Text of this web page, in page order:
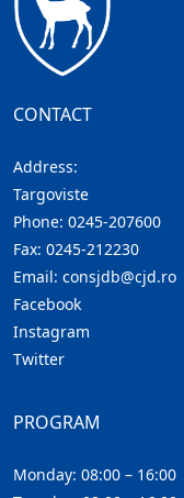
CONTACT
Address:
Targoviste
Phone: 0245-207600
Fax: 0245-212230
Email: consjdb@cjd.ro
Facebook
Instagram
Twitter
PROGRAM
Monday: 08:00 – 16:00